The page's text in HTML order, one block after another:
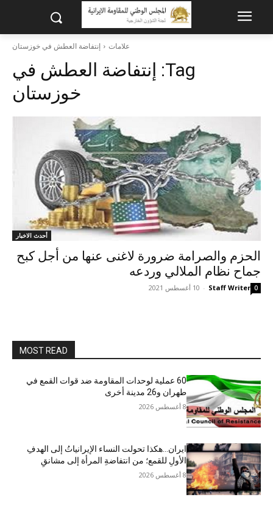
علامات إنتفاضة العطش في خوزستان
Tag: إنتفاضة العطش في
خوزستان
أحدث الاخبار
الحزم والصرامة ضرورة لاغنى عنها من أجل کبح
جماح نظام الملالي وردعه
Staff Writer
- 10 أغسطس 2021 0
MOST READ
60 عملية لوحدات المقاومة ضد قوات القمع في
طهران و26 مدينة أخرى
8 أغسطس 2026
ایران…هکذا تحولت النساء الإيرانياتُ إلى الهدفِ
الأولِ للقمع؛ من انتفاضةِ المرأة إلى مشانقِ
8 أغسطس 2026